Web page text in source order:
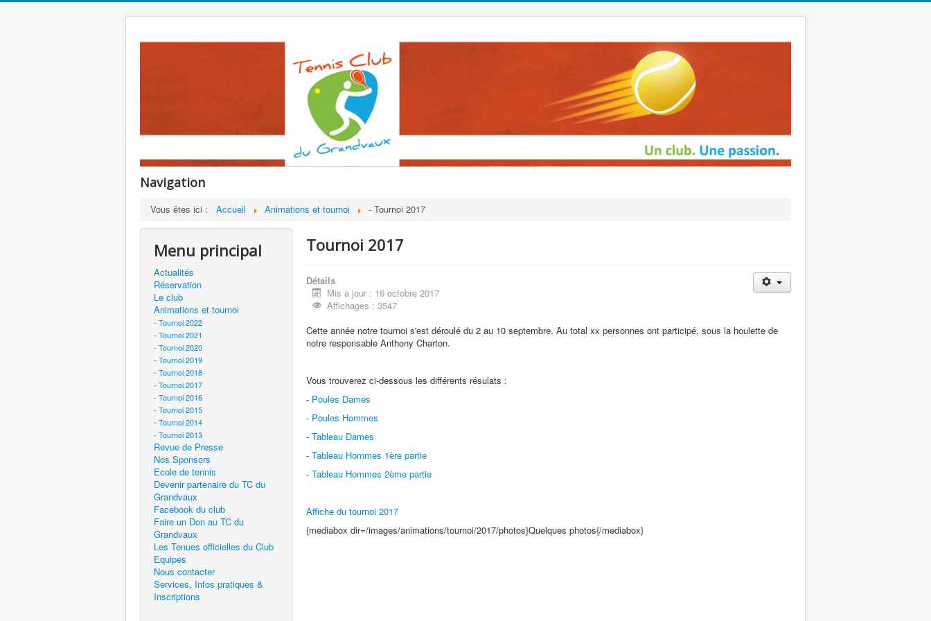
Navigation
Vous êtes ici : Accueil Animations et tournoi - Tournoi 2017
Menu principal
Actualités
Réservation
Le club
Animations et tournoi
- Tournoi 2022
- Tournoi 2021
- Tournoi 2020
- Tournoi 2019
- Tournoi 2018
- Tournoi 2017
- Tournoi 2016
- Tournoi 2015
- Tournoi 2014
- Tournoi 2013
Revue de Presse
Nos Sponsors
Ecole de tennis
Devenir partenaire du TC du
Grandvaux
Facebook du club
Faire un Don au TC du
Grandvaux
Les Tenues officielles du Club
Equipes
Nous contacter
Services, Infos pratiques &
Inscriptions
Tournoi 2017
Détails
Mis à jour : 16 octobre 2017
Affichages : 3547
Cette année notre tournoi s'est déroulé du 2 au 10 septembre. Au total xx personnes ont participé, sous la houlette de
notre responsable Anthony Charton.
Vous trouverez ci-dessous les différents résulats :
- Poules Dames
- Poules Hommes
- Tableau Dames
- Tableau Hommes 1ère partie
- Tableau Hommes 2ème partie
Affiche du tournoi 2017
{mediabox dir=/images/animations/tournoi/2017/photos}Quelques photos{/mediabox}